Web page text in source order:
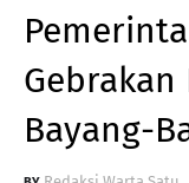
Bayang-